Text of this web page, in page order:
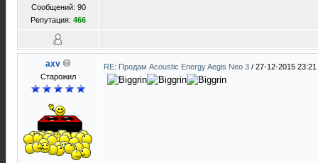
Сообщений: 90
Репутация: 466
axv
Старожил
RE: Продам Acoustic Energy Aegis Neo 3 / 27-12-2015 23:21